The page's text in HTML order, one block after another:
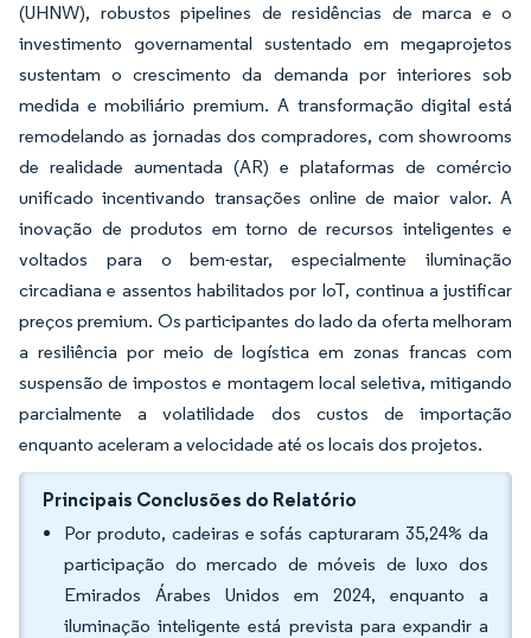
(UHNW), robustos pipelines de residências de marca e o
investimento governamental sustentado em megaprojetos
sustentam o crescimento da demanda por interiores sob
medida e mobiliário premium. A transformação digital está
remodelando as jornadas dos compradores, com showrooms
de realidade aumentada (AR) e plataformas de comércio
unificado incentivando transações online de maior valor. A
inovação de produtos em torno de recursos inteligentes e
voltados para o bem-estar, especialmente iluminação
circadiana e assentos habilitados por IoT, continua a justificar
preços premium. Os participantes do lado da oferta melhoram
a resiliência por meio de logística em zonas francas com
suspensão de impostos e montagem local seletiva, mitigando
parcialmente a volatilidade dos custos de importação
enquanto aceleram a velocidade até os locais dos projetos.
Principais Conclusões do Relatório
Por produto, cadeiras e sofás capturaram 35,24% da
participação do mercado de móveis de luxo dos
Emirados Árabes Unidos em 2024, enquanto a
iluminação inteligente está prevista para expandir a